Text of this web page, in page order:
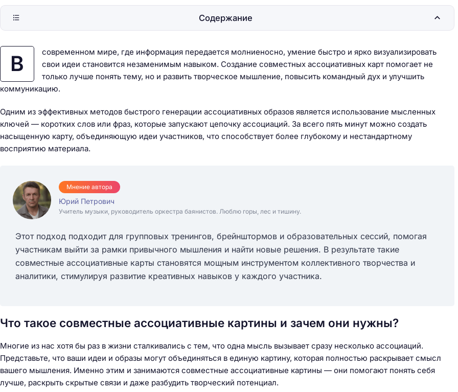
В
современном мире, где информация передается молниеносно, умение быстро и ярко визуализировать
свои идеи становится незаменимым навыком. Создание совместных ассоциативных карт помогает не
только лучше понять тему, но и развить творческое мышление, повысить командный дух и улучшить
коммуникацию.
Одним из эффективных методов быстрого генерации ассоциативных образов является использование мысленных
ключей — коротких слов или фраз, которые запускают цепочку ассоциаций. За всего пять минут можно создать
насыщенную карту, объединяющую идеи участников, что способствует более глубокому и нестандартному
восприятию материала.
Мнение автора
Юрий Петрович
Учитель музыки, руководитель оркестра баянистов. Люблю горы, лес и тишину.
Этот подход подходит для групповых тренингов, брейнштормов и образовательных сессий, помогая
участникам выйти за рамки привычного мышления и найти новые решения. В результате такие
совместные ассоциативные карты становятся мощным инструментом коллективного творчества и
аналитики, стимулируя развитие креативных навыков у каждого участника.
Что такое совместные ассоциативные картины и зачем они нужны?
Многие из нас хотя бы раз в жизни сталкивались с тем, что одна мысль вызывает сразу несколько ассоциаций.
Представьте, что ваши идеи и образы могут объединяться в единую картину, которая полностью раскрывает смысл
вашего мышления. Именно этим и занимаются совместные ассоциативные картины — они помогают понять себя
лучше, раскрыть скрытые связи и даже разбудить творческий потенциал.
Содержание